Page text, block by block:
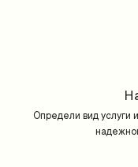
Определи вид услуги